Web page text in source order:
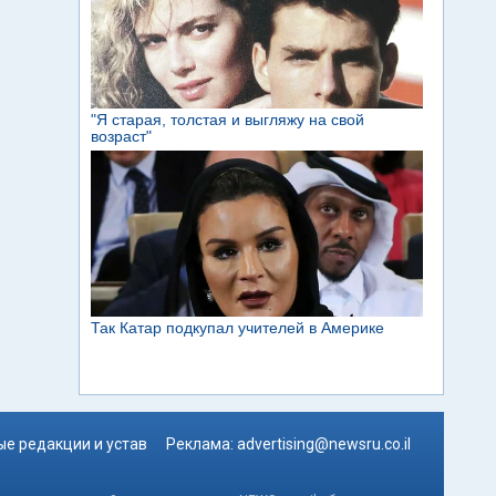
редакции и устав Реклама: advertising@newsru.co.il